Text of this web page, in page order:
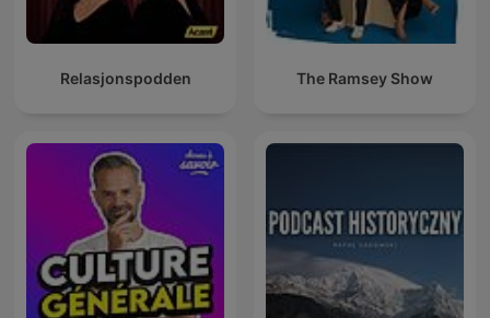
Relasjonspodden The Ramsey Show